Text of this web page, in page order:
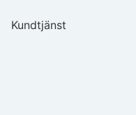
Kundtjänst